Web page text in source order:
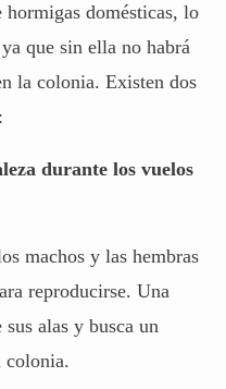
hormigas domésticas, lo
que sin ella no habrá
la colonia. Existen dos
durante los vuelos
machos y las hembras
reproducirse. Una
alas y busca un
colonia.